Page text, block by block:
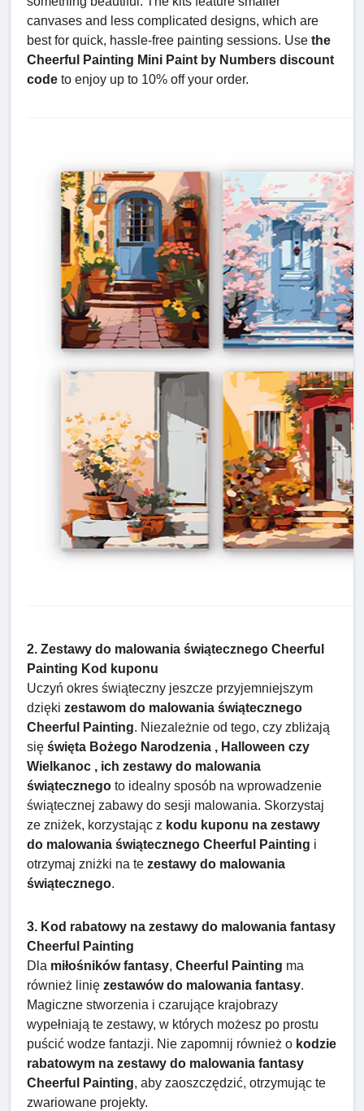
canvases and less complicated designs, which are
best for quick, hassle-free painting sessions. Use the
Cheerful Painting Mini Paint by Numbers discount
code to enjoy up to 10% off your order.
2. Zestawy do malowania świątecznego Cheerful
Painting Kod kuponu
Uczyń okres świąteczny jeszcze przyjemniejszym
dzięki zestawom do malowania świątecznego
Cheerful Painting. Niezależnie od tego, czy zbliżają
się święta Bożego Narodzenia , Halloween czy
Wielkanoc , ich zestawy do malowania
świątecznego to idealny sposób na wprowadzenie
świątecznej zabawy do sesji malowania. Skorzystaj
ze zniżek, korzystając z kodu kuponu na zestawy
do malowania świątecznego Cheerful Painting i
otrzymaj zniżki na te zestawy do malowania
świątecznego.
3. Kod rabatowy na zestawy do malowania fantasy
Cheerful Painting
Dla miłośników fantasy, Cheerful Painting ma
również linię zestawów do malowania fantasy.
Magiczne stworzenia i czarujące krajobrazy
wypełniają te zestawy, w których możesz po prostu
puścić wodze fantazji. Nie zapomnij również o kodzie
rabatowym na zestawy do malowania fantasy
Cheerful Painting, aby zaoszczędzić, otrzymując te
zwariowane projekty.